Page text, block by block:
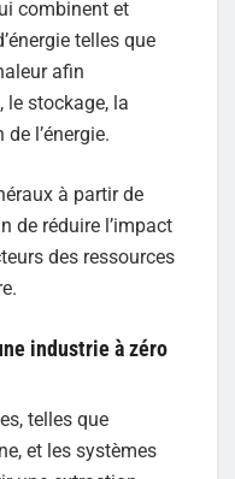
combinent et
telles que
afin
le stockage, la
l’énergie.
à partir de
de réduire l’impact
des ressources
industrie à zéro
telles que
et les systèmes